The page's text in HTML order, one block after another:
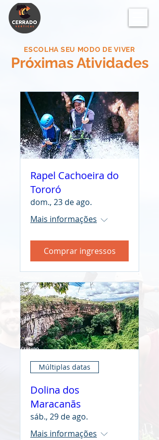
ESCOLHA SEU MODO DE VIVER
Próximas Atividades
Rapel Cachoeira do
Tororó
dom., 23 de ago.
Mais informações
Comprar ingressos
Múltiplas datas
Dolina dos
Maracanãs
sáb., 29 de ago.
Mais informações